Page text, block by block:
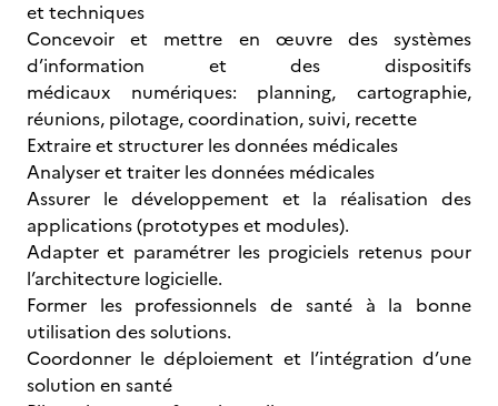
et techniques
Concevoir et mettre en œuvre des systèmes
d’information et des dispositifs
médicaux numériques: planning, cartographie,
réunions, pilotage, coordination, suivi, recette
Extraire et structurer les données médicales
Analyser et traiter les données médicales
Assurer le développement et la réalisation des
applications (prototypes et modules).
Adapter et paramétrer les progiciels retenus pour
l’architecture logicielle.
Former les professionnels de santé à la bonne
utilisation des solutions.
Coordonner le déploiement et l’intégration d’une
solution en santé